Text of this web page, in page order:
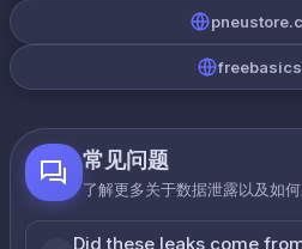
常见问题
了解更多关于数据泄露以及如
Did these leaks come